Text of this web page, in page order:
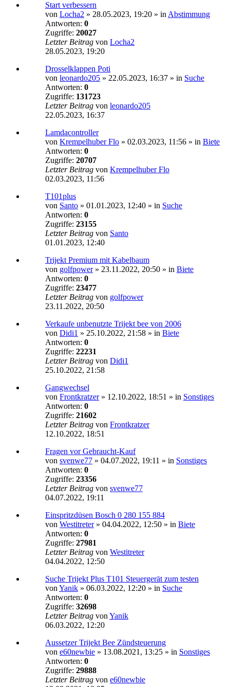
Start verbessern
von Locha2 » 28.05.2023, 19:20 » in Abstimmung
Antworten: 0
Zugriffe: 20027
Letzter Beitrag von Locha2
28.05.2023, 19:20
Drosselklappen Poti
von leonardo205 » 22.05.2023, 16:37 » in Suche
Antworten: 0
Zugriffe: 131723
Letzter Beitrag von leonardo205
22.05.2023, 16:37
Lamdacontroller
von Krempelhuber Flo » 02.03.2023, 11:56 » in Biete
Antworten: 0
Zugriffe: 20707
Letzter Beitrag von Krempelhuber Flo
02.03.2023, 11:56
T101plus
von Santo » 01.01.2023, 12:40 » in Suche
Antworten: 0
Zugriffe: 23155
Letzter Beitrag von Santo
01.01.2023, 12:40
Trijekt Premium mit Kabelbaum
von golfpower» 23.11.2022, 20:50 » in Biete
Antworten: 0
Zugriffe: 23477
Letzter Beitrag von golfpower
23.11.2022, 20:50
Verkaufe unbenutzte Trijekt bee von 2006
von Didi1 » 25.10.2022, 21:58 » in Biete
Antworten: 0
Zugriffe: 22231
Letzter Beitrag von Didi1
25.10.2022, 21:58
Gangwechsel
von Frontkratzer» 12.10.2022, 18:51 » in Sonstiges
Antworten: 0
Zugriffe: 21602
Letzter Beitrag von Frontkratzer
12.10.2022, 18:51
Fragen vor Gebraucht-Kauf
von svenwe77 » 04.07.2022, 19:11 » in Sonstiges
Antworten: 0
Zugriffe: 23356
Letzter Beitrag von svenwe77
04.07.2022, 19:11
Einspritzdüsen Bosch 0 280 155 884
von Westitreter» 04.04.2022, 12:50 » in Biete
Antworten: 0
Zugriffe: 27981
Letzter Beitrag von Westitreter
04.04.2022, 12:50
Suche Trijekt Plus T101 Steuergerät zum testen
von Yanik » 06.03.2022, 12:20 » in Suche
Antworten: 0
Zugriffe: 32698
Letzter Beitrag von Yanik
06.03.2022, 12:20
Aussetzer Trijekt Bee Zündsteuerung
von e60newbie » 13.08.2021, 13:25 » in Sonstiges
Antworten: 0
Zugriffe: 29888
Letzter Beitrag von e60newbie